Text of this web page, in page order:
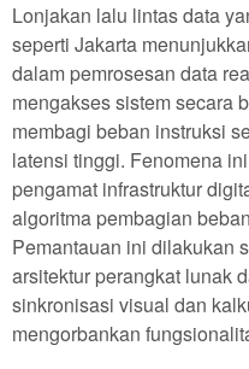
Lonjakan lalu lintas data
seperti Jakarta
dalam pemrosesan data
mengakses sistem secara
membagi beban instruksi
latensi tinggi. Fenomena
pengamat infrastruktur
algoritma pembagian
Pemantauan ini dilakukan
arsitektur perangkat lunak
sinkronisasi visual dan
mengorbankan